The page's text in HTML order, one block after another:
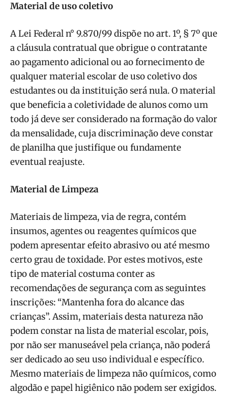
Material de uso coletivo
A Lei Federal n° 9.870/99 dispõe no art. 1º, § 7º que
a cláusula contratual que obrigue o contratante
ao pagamento adicional ou ao fornecimento de
qualquer material escolar de uso coletivo dos
estudantes ou da instituição será nula. O material
que beneficia a coletividade de alunos como um
todo já deve ser considerado na formação do valor
da mensalidade, cuja discriminação deve constar
de planilha que justifique ou fundamente
eventual reajuste.
Material de Limpeza
Materiais de limpeza, via de regra, contém
insumos, agentes ou reagentes químicos que
podem apresentar efeito abrasivo ou até mesmo
certo grau de toxidade. Por estes motivos, este
tipo de material costuma conter as
recomendações de segurança com as seguintes
inscrições: “Mantenha fora do alcance das
crianças”. Assim, materiais desta natureza não
podem constar na lista de material escolar, pois,
por não ser manuseável pela criança, não poderá
ser dedicado ao seu uso individual e específico.
Mesmo materiais de limpeza não químicos, como
algodão e papel higiênico não podem ser exigidos.